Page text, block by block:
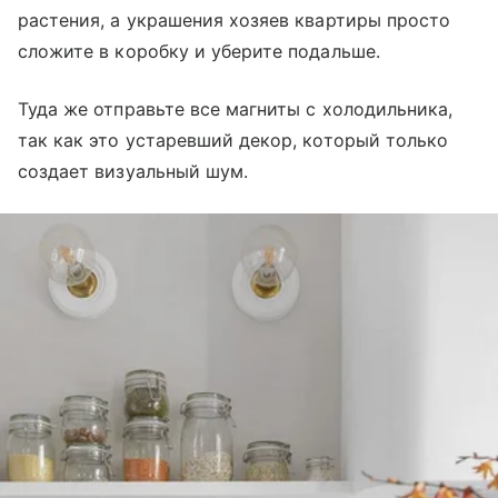
растения, а украшения хозяев квартиры просто
сложите в коробку и уберите подальше.
Туда же отправьте все магниты с холодильника,
так как это устаревший декор, который только
создает визуальный шум.